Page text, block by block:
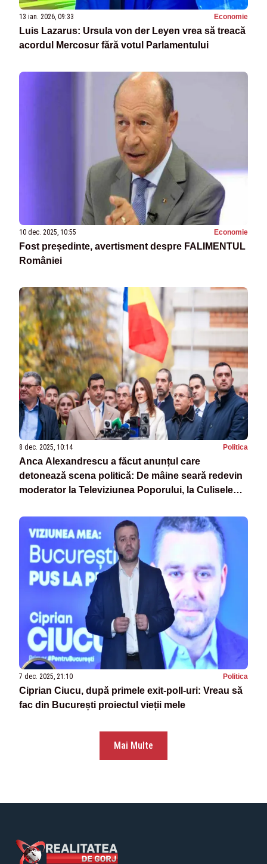
13 ian. 2026, 09:33 Economie
Luis Lazarus: Ursula von der Leyen vrea să treacă
acordul Mercosur fără votul Parlamentului
10 dec. 2025, 10:55 Economie
Fost președinte, avertisment despre FALIMENTUL
României
8 dec. 2025, 10:14 Politica
Anca Alexandrescu a făcut anunțul care
detonează scena politică: De mâine seară redevin
moderator la Televiziunea Poporului, la Culisele
7 dec. 2025, 21:10 Politica
Ciprian Ciucu, după primele exit-poll-uri: Vreau să
fac din București proiectul vieții mele
Mai Multe